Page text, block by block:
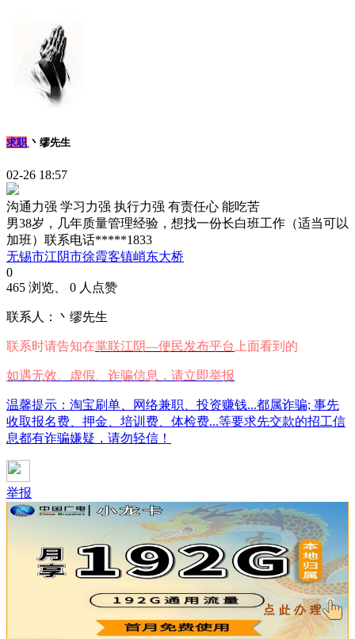
求职 丶缪先生
02-26 18:57
沟通力强 学习力强 执行力强 有责任心 能吃苦
男38岁，几年质量管理经验，想找一份长白班工作（适当可以
加班）联系电话*****1833
无锡市江阴市徐霞客镇峭东大桥
0
465 浏览、 0 人点赞
联系人：丶缪先生
联系时请告知在掌联江阴—便民发布平台 上面看到的
如遇无效、虚假、诈骗信息，请立即举报
温馨提示：淘宝刷单、网络兼职、投资赚钱...都属诈骗; 事先
收取报名费、押金、培训费、体检费...等要求先交款的招工信
息都有诈骗嫌疑，请勿轻信！
举报